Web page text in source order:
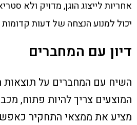
אחריות לייצוג הוגן, מדויק ולא
יכול למנוע הנצחה של דעות קדומות
דיון עם המחברים
השיח עם המחברים על תוצאות
המוצעים צריך להיות פתוח,
מציע את ממצאי התחקיר